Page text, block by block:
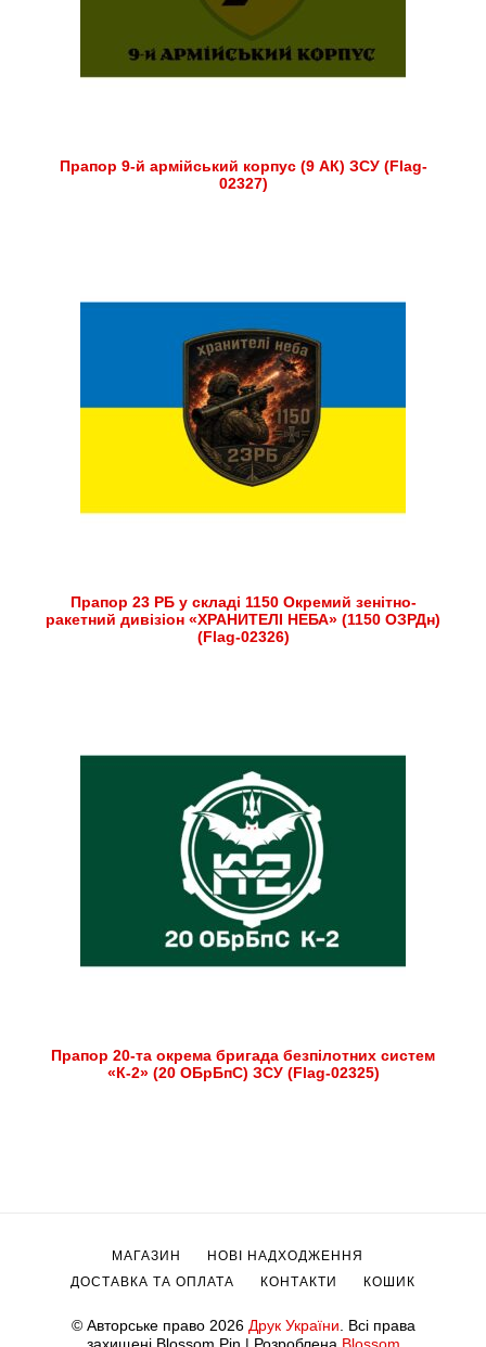
Прапор 9-й армійський корпус (9 АК) ЗСУ (Flag-
02327)
Прапор 23 РБ у складі 1150 Окремий зенітно-
ракетний дивізіон «ХРАНИТЕЛІ НЕБА» (1150 ОЗРДн)
(Flag-02326)
Прапор 20-та окрема бригада безпілотних систем
«К-2» (20 ОБрБпС) ЗСУ (Flag-02325)
© Авторське право 2026 Друк України . Всі права
МАГАЗИН
НОВІ НАДХОДЖЕННЯ
ДОСТАВКА ТА ОПЛАТА
КОНТАКТИ КОШИК